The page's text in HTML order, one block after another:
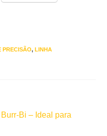
PRECISÃO, LINHA
Bi – Ideal para